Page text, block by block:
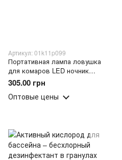
Артикул: 01k11p099
Портативная лампа ловушка
для комаров LED ночник
аккумуляторная USB лампа
от насекомых M12 Aladdin
(X40/33749)
305.00 грн
Оптовые цены